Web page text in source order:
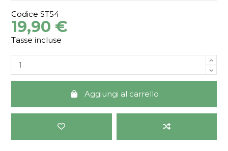
Codice ST54
19,90 €
Tasse incluse
Aggiungi al carrello